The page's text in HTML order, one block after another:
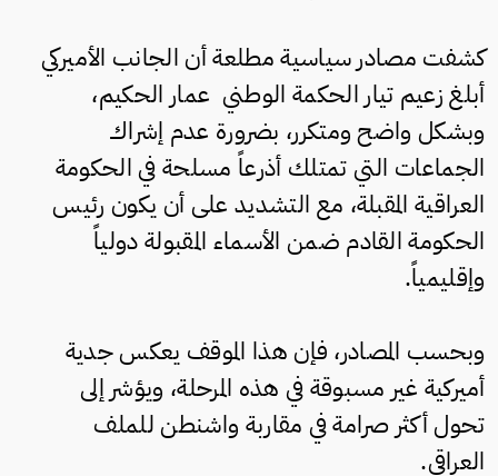
كشفت مصادر سياسية مطلعة أن الجانب الأميركي
أبلغ زعيم تيار الحكمة الوطني عمار الحكيم،
وبشكل واضح ومتكرر، بضرورة عدم إشراك
الجماعات التي تمتلك أذرعاً مسلحة في الحكومة
العراقية المقبلة، مع التشديد على أن يكون رئيس
الحكومة القادم ضمن الأسماء المقبولة دولياً
وإقليمياً.
وبحسب المصادر، فإن هذا الموقف يعكس جدية
أميركية غير مسبوقة في هذه المرحلة، ويؤشر إلى
تحول أكثر صرامة في مقاربة واشنطن للملف
العراقي.